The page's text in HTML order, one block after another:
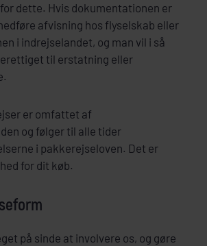
dette. Hvis dokumentationen er
afvisning hos flyselskab eller
i indrejselandet, og man vil i så
til erstatning eller
er omfattet af
og følger til alle tider
i pakkerejseloven. Det er
for dit køb.
på sinde at involvere os, og gøre